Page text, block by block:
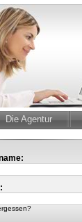
Die Agentur